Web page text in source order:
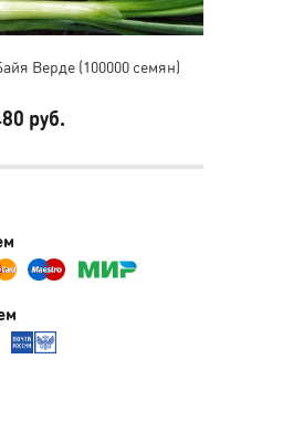
Верде (100000 семян)
руб.